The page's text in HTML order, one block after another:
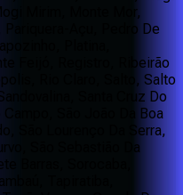
Mirim, Monte Mor,
Açu, Pedro De
Platina,
Feijó, Registro, Ribeirão
Rio Claro, Salto, Salto
Santa Cruz Do
São João Da Boa
São Lourenço Da Serra,
São Sebastião Da
Barras, Sorocaba,
Tapiratiba,